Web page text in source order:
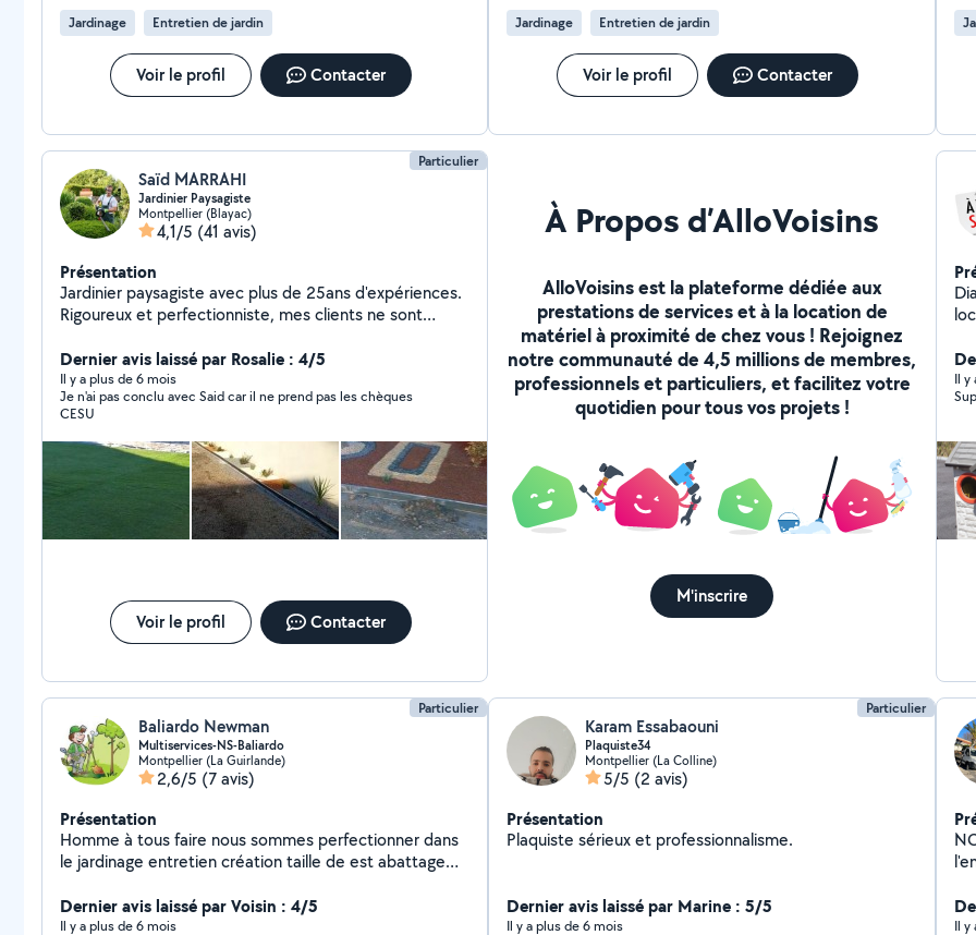
Jardinage Entretien de jardin
Voir le profil Contacter
Jardinage Entretien de jardin
Voir le profil Contacter
Particulier
Saïd MARRAHI
Jardinier Paysagiste
Montpellier (Blayac)
4,1/5 (41 avis)
Présentation
Jardinier paysagiste avec plus de 25ans d'expériences.
Rigoureux et perfectionniste, mes clients ne sont
petites maçonnerie, pose de carrelage et de parquet,
peinture, pose de placo, petits travaux électriques
etc... Travaux : - Pose d'arrosage automatique -
Plantage de plantes, d'arbres, de buissons - Élagage -
Pose de parquet - Pose de carrelage - Taille de haies -
Pose gazon synthétique - Tondre le gazon -
Débroussailleuse - Coupe d'arbres et de buissons -
Petits travaux de maçonnerie - Peinture mur - Petites
bricoles électrique - Pose de placo
Dernier avis laissé par Rosalie : 4/5
Il y a plus de 6 mois
Je n'ai pas conclu avec Said car il ne prend pas les chèques
CESU
Voir le profil Contacter
À Propos d’AlloVoisins
AlloVoisins est la plateforme dédiée aux
prestations de services et à la location de
matériel à proximité de chez vous ! Rejoignez
notre communauté de 4,5 millions de membres,
professionnels et particuliers, et facilitez votre
quotidien pour tous vos projets !
M'inscrire
Il y
Particulier
Baliardo Newman
Multiservices-NS-Baliardo
Montpellier (La Guirlande)
2,6/5 (7 avis)
Présentation
Homme à tous faire nous sommes perfectionner dans
le jardinage entretien création taille de est abattage
intérieur extérieur nettoyage de façade et de toiture
Dernier avis laissé par Voisin : 4/5
Il y a plus de 6 mois
Particulier
Karam Essabaouni
Plaquiste34
Montpellier (La Colline)
5/5 (2 avis)
Présentation
Plaquiste sérieux et professionnalisme.
Dernier avis laissé par Marine : 5/5
Il y a plus de 6 mois
Il y